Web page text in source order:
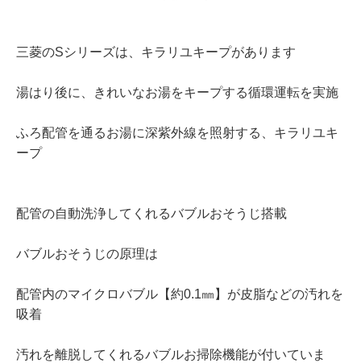
三菱のSシリーズは、キラリユキープがあります
湯はり後に、きれいなお湯をキープする循環運転を実施
ふろ配管を通るお湯に深紫外線を照射する、キラリユキ
ープ
配管の自動洗浄してくれるバブルおそうじ搭載
バブルおそうじの原理は
配管内のマイクロバブル【約0.1㎜】が皮脂などの汚れを
吸着
汚れを離脱してくれるバブルお掃除機能が付いていま